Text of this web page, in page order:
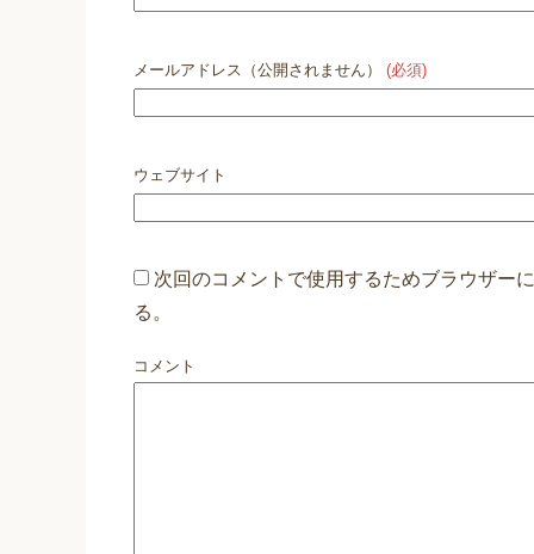
メールアドレス（公開されません） (必須)
ウェブサイト
次回のコメントで使用するためブラウザー
る。
コメント